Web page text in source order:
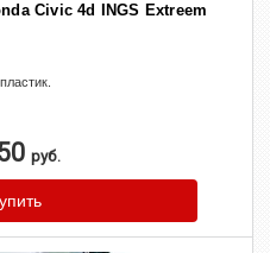
Civic 4d INGS Extreem
руб.